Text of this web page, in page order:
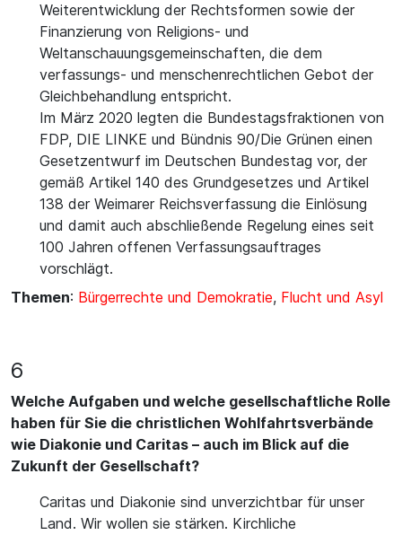
Weiterentwicklung der Rechtsformen sowie der
Finanzierung von Religions- und
Weltanschauungsgemeinschaften, die dem
verfassungs- und menschenrechtlichen Gebot der
Gleichbehandlung entspricht.
Im März 2020 legten die Bundestagsfraktionen von
FDP, DIE LINKE und Bündnis 90/Die Grünen einen
Gesetzentwurf im Deutschen Bundestag vor, der
gemäß Artikel 140 des Grundgesetzes und Artikel
138 der Weimarer Reichsverfassung die Einlösung
und damit auch abschließende Regelung eines seit
100 Jahren offenen Verfassungsauftrages
vorschlägt.
Themen: Bürgerrechte und Demokratie, Flucht und Asyl
6
Welche Aufgaben und welche gesellschaftliche Rolle
haben für Sie die christlichen Wohlfahrtsverbände
wie Diakonie und Caritas – auch im Blick auf die
Zukunft der Gesellschaft?
Caritas und Diakonie sind unverzichtbar für unser
Land. Wir wollen sie stärken. Kirchliche